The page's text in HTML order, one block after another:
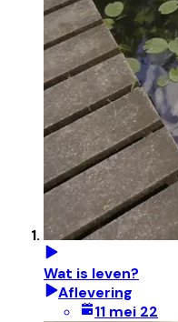
Wat is leven?
Aflevering
11 mei 22